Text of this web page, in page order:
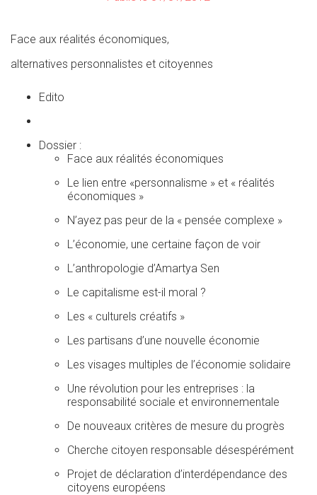
Face aux réalités économiques,
alternatives personnalistes et citoyennes
Edito
Dossier :
Face aux réalités économiques
Le lien entre «personnalisme » et « réalités
économiques »
N’ayez pas peur de la « pensée complexe »
L’économie, une certaine façon de voir
L’anthropologie d’Amartya Sen
Le capitalisme est-il moral ?
Les « culturels créatifs »
Les partisans d’une nouvelle économie
Les visages multiples de l’économie solidaire
Une révolution pour les entreprises : la
responsabilité sociale et environnementale
De nouveaux critères de mesure du progrès
Cherche citoyen responsable désespérément
Projet de déclaration d’interdépendance des
citoyens européens